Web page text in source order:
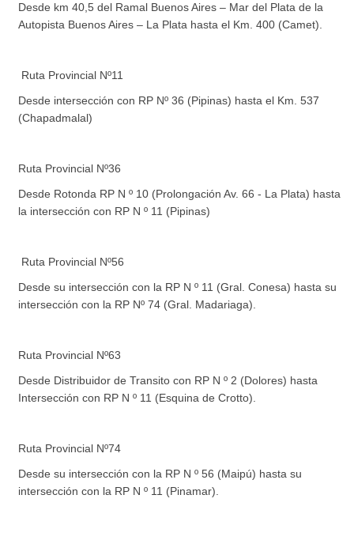
Desde km 40,5 del Ramal Buenos Aires – Mar del Plata de la
Autopista Buenos Aires – La Plata hasta el Km. 400 (Camet).
Ruta Provincial Nº11
Desde intersección con RP Nº 36 (Pipinas) hasta el Km. 537
(Chapadmalal)
Ruta Provincial Nº36
Desde Rotonda RP N º 10 (Prolongación Av. 66 - La Plata) hasta
la intersección con RP N º 11 (Pipinas)
Ruta Provincial Nº56
Desde su intersección con la RP N º 11 (Gral. Conesa) hasta su
intersección con la RP Nº 74 (Gral. Madariaga).
Ruta Provincial Nº63
Desde Distribuidor de Transito con RP N º 2 (Dolores) hasta
Intersección con RP N º 11 (Esquina de Crotto).
Ruta Provincial Nº74
Desde su intersección con la RP N º 56 (Maipú) hasta su
intersección con la RP N º 11 (Pinamar).